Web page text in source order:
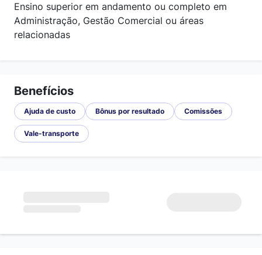
Ensino superior em andamento ou completo em
Administração, Gestão Comercial ou áreas
relacionadas
Benefícios
Ajuda de custo Bônus por resultado Comissões
Vale-transporte